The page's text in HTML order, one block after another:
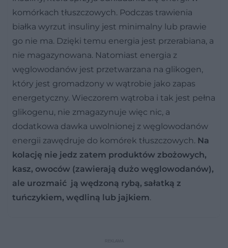
komórkach tłuszczowych. Podczas trawienia
białka wyrzut insuliny jest minimalny lub prawie
go nie ma. Dzięki temu energia jest przerabiana, a
nie magazynowana. Natomiast energia z
węglowodanów jest przetwarzana na glikogen,
który jest gromadzony w wątrobie jako zapas
energetyczny. Wieczorem wątroba i tak jest pełna
glikogenu, nie zmagazynuje więc nic, a
dodatkowa dawka uwolnionej z węglowodanów
energii zawędruje do komórek tłuszczowych. Na
kolację nie jedz zatem produktów zbożowych,
kasz, owoców (zawierają dużo węglowodanów),
ale urozmaić ją wędzoną rybą, sałatką z
tuńczykiem, wędliną lub jajkiem.